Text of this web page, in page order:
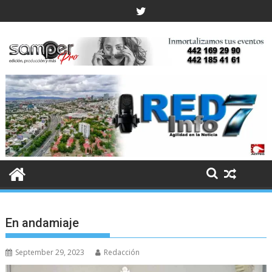
to
En andamiaje
September 29, 2023 Redacción